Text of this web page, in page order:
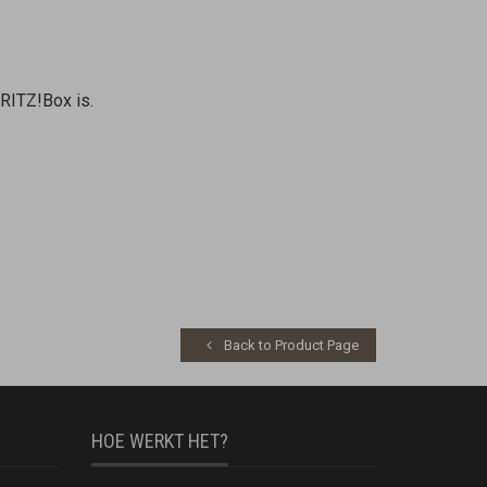
is.
Back to Product Page
HOE WERKT HET?